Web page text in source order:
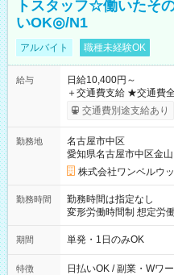
トスタッフ☆働いたそ
いOK◎/N1
アルバイト 職種未経験OK
給与
日給10,400円～
＋交通費支給 ★交通費全額支給！ ★日払いOK！（規定あり） ┗
働いたその日に現金
交通費別途支給あり
勤務地
名古屋市中区
愛知県名古屋市中区金
株式会社ワンベルウ
勤務時間
勤務時間は指定なし
変形労働時間制 想定労働時間160時
00～20：00
期間 単発・1日のみOK
特徴 日払いOK / 副業・Wワ